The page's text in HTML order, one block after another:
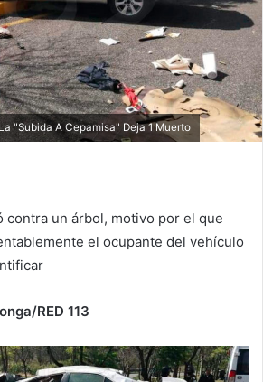
"Subida A Cepamisa" Deja 1 Muerto
contra un árbol, motivo por el que
el ocupante del vehículo
RED 113